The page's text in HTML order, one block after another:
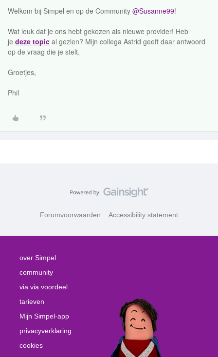
Welkom bij Simpel en op de Community @Susanne99!
Wat leuk dat je ons hebt gekozen als nieuwe provider! Heb
je deze topic al gezien? Mijn collega Astrid geeft daar antwoord
op de vraag die je stelt.
Groetjes,
Phil
Forumvoorwaarden Accessibility statement
over Simpel
community
via via voordeel
tarieven
Mijn Simpel-app
privacyverklaring
cookies